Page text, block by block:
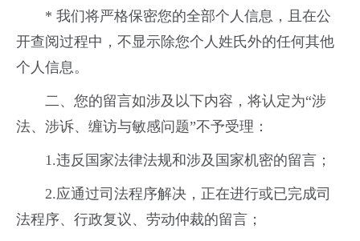
* 我们将严格保密您的全部个人信息，且在公
开查阅过程中，不显示除您个人姓氏外的任何其他
个人信息。
二、您的留言如涉及以下内容，将认定为“涉
法、涉诉、缠访与敏感问题”不予受理：
1.违反国家法律法规和涉及国家机密的留言；
2.应通过司法程序解决，正在进行或已完成司
法程序、行政复议、劳动仲裁的留言；